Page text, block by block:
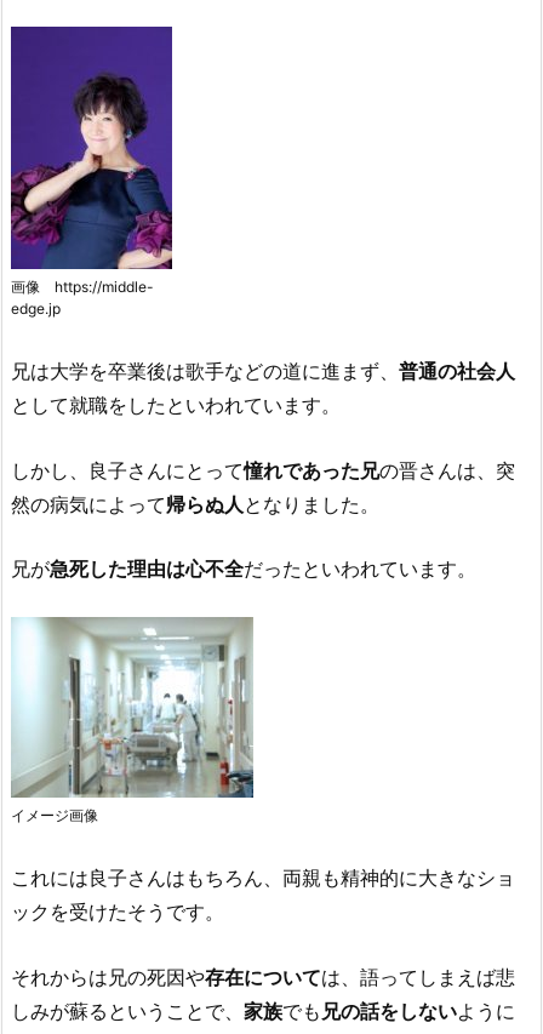
画像 https://middle-
edge.jp
兄は大学を卒業後は歌手などの道に進まず、 普通の社会人
として就職をしたといわれています。
しかし、良子さんにとって憧れであった兄の晋さんは、突
然の病気によって帰らぬ人 となりました。
兄が急死した理由は心不全だったといわれています。
イメージ画像
これには良子さんはもちろん、両親も精神的に大きなショ
ックを受けたそうです。
それからは兄の死因や存在については、語ってしまえば悲
しみが蘇るということで、 家族でも 兄の話をしないように